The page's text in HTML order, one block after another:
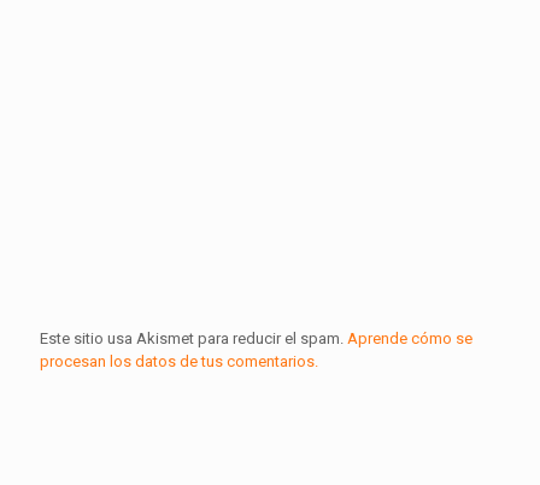
Este sitio usa Akismet para reducir el spam. Aprende cómo se
procesan los datos de tus comentarios.